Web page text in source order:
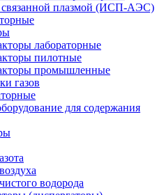
связанной плазмой (ИСП-АЭС)
лабораторные
пилотные
промышленные
газов
для содержания
водорода